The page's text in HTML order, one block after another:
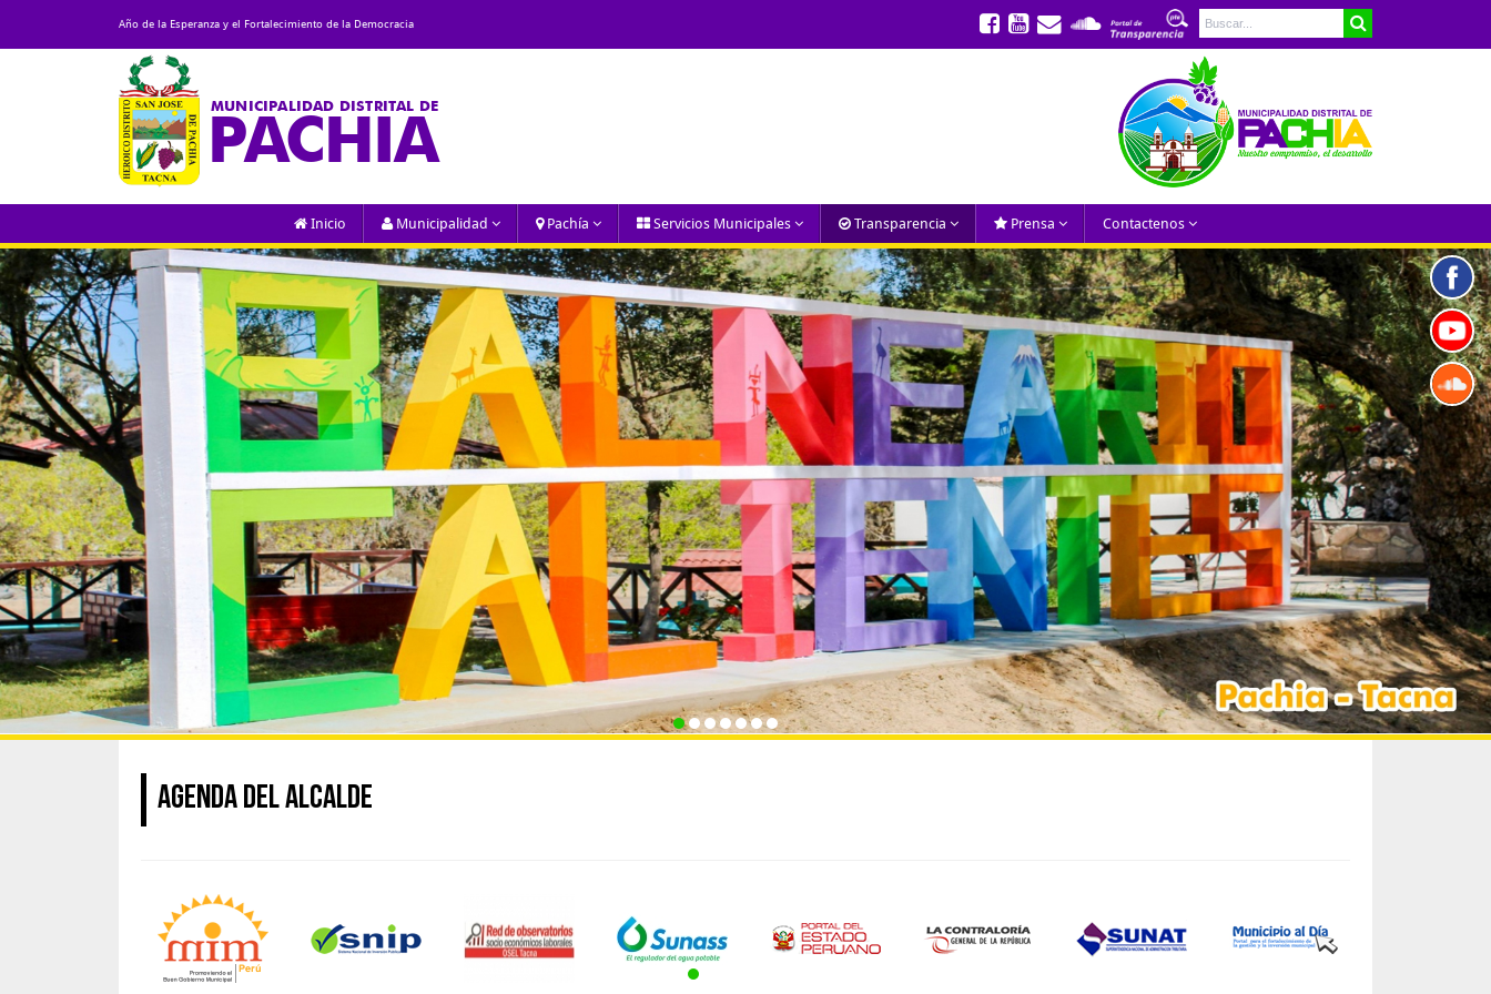
Año de la Esperanza y el Fortalecimiento de la Democracia
MUNICIPALIDAD DISTRITAL DE
PACHIA
Inicio Municipalidad Pachía Servicios Municipales Transparencia Prensa Contactenos
AGENDA DEL ALCALDE